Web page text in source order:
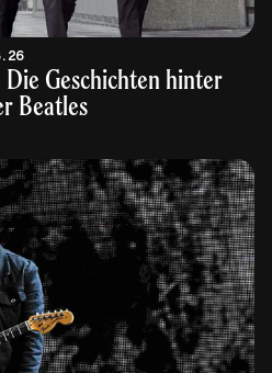
08.08.26
Geschichten hinter
Beatles